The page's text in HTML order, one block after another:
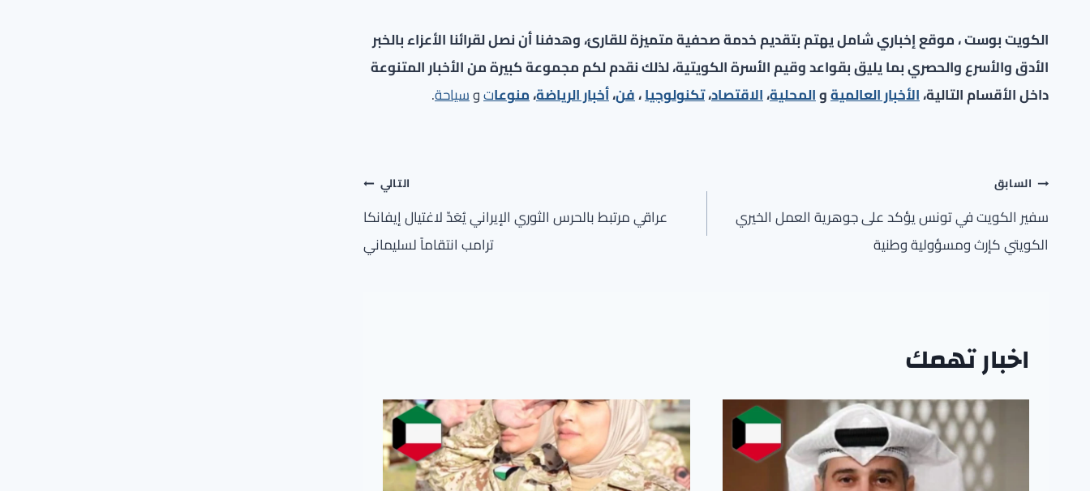
الكويت بوست ، موقع إخباري شامل يهتم بتقديم خدمة صحفية متميزة للقارئ، وهدفنا أن نصل لقرائنا الأعزاء بالخبر
الأدق والأسرع والحصري بما يليق بقواعد وقيم الأسرة الكويتية، لذلك نقدم لكم مجموعة كبيرة من الأخبار المتنوعة
داخل الأقسام التالية،الأخبار العالميةوالمحلية،الاقتصاد،تكنولوجيا،فن،أخبار الرياضة،منوعاتوسياحة.
تصفّح
المقالات
السابق
سفير الكويت في تونس يؤكد على جوهرية العمل الخيري
الكويتي كإرث ومسؤولية وطنية
التالي
عراقي مرتبط بالحرس الثوري الإيراني يُعَدّ لاغتيال إيفانكا
ترامب انتقاماً لسليماني
اخبار تهمك